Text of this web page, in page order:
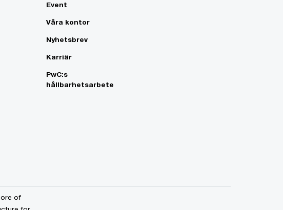
Event
Våra kontor
Nyhetsbrev
Karriär
PwC:s
hållbarhetsarbete
of